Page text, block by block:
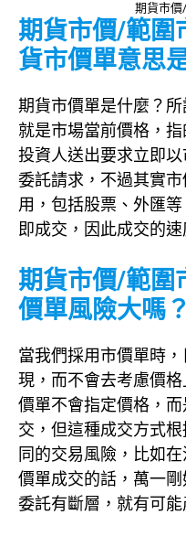
期貨市
期貨市價/範圍
貨市價單意思
期貨市價單是什麼？
就是市場當前價格，
投資人送出要求立即
委託請求，不過其實
用，包括股票、外匯
即成交，因此成交的速
期貨市價/範圍
價單風險大嗎？
當我們採用市價單時
現，而不會去考慮價
價單不會指定價格，
交，但這種成交方式
同的交易風險，比如
價單成交的話，萬一
委託有斷層，就有可